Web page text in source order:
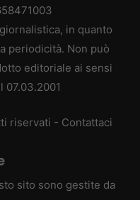
in quanto
periodicità. Non può
editoriale ai sensi
07.03.2001
riservati - Contattaci
sito sono gestite da